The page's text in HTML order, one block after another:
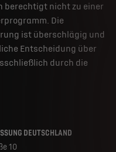
berechtigt nicht zu einer
Die
ist überschlägig und
Entscheidung über
durch die
DEUTSCHLAND
10